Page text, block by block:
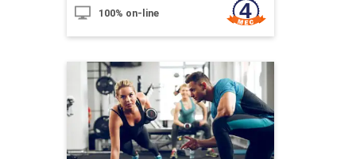
A Literatura Infantil nas Séries
Iniciais
100% on-line
Educação Física
Detalhes do curso